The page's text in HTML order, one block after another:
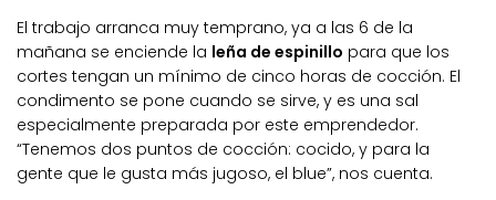
El trabajo arranca muy temprano, ya a las 6 de la
mañana se enciende la leña de espinillo para que los
cortes tengan un mínimo de cinco horas de cocción. El
condimento se pone cuando se sirve, y es una sal
especialmente preparada por este emprendedor.
“Tenemos dos puntos de cocción: cocido, y para la
gente que le gusta más jugoso, el blue”, nos cuenta.